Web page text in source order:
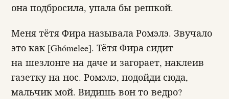
она подбросила, упала бы решкой.
Меня тётя Фира называла Ромэлэ. Звучало
это как [Ghómelee]. Тётя Фира сидит
на шезлонге на даче и загорает, наклеив
газетку на нос. Ромэлэ, подойди сюда,
мальчик мой. Видишь вон то ведро?